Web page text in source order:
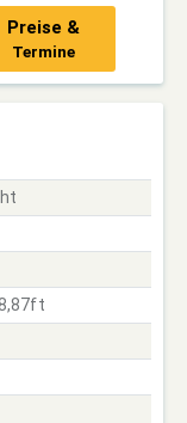
Preise &
Termine